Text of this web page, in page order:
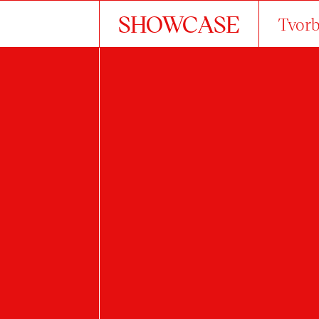
SHOWCASE